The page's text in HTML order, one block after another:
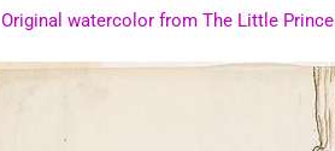
Original watercolor from The Little Prince